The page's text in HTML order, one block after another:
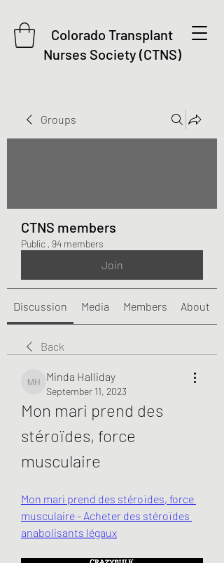
Colorado Transplant
Nurses Society (CTNS)
Groups
CTNS members
Public · 94 members
Join
Discussion Media Members About
Back
Minda Halliday
Minda Halliday
September 11, 2023
Mon mari prend des
stéroïdes, force
musculaire
Mon mari prend des stéroïdes, force
musculaire - Acheter des stéroïdes
anabolisants légaux